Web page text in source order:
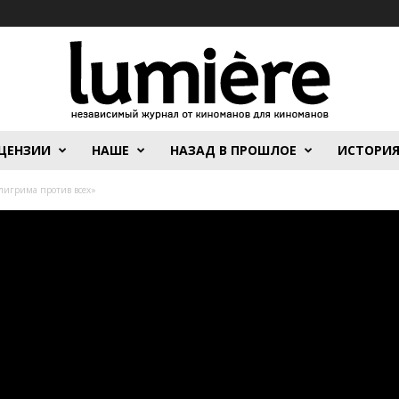
НАШЕ НАЗАД В ПРОШЛОЕ ИСТОРИЯ
против всех»